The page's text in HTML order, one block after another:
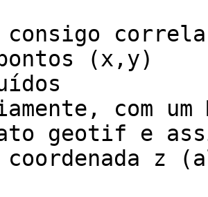
consigo
(x,y)
com
geotif e
coordenada z